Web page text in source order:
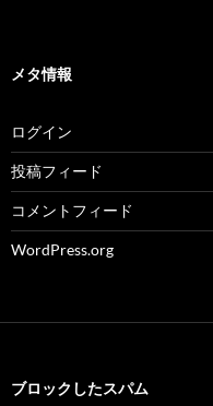
メタ情報
ログイン
投稿フィード
コメントフィード
WordPress.org
ブロックしたスパム